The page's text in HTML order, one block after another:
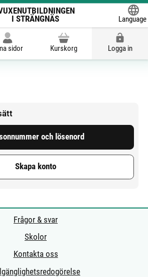
I STRÄNGNÄS
Language
sidor Kurskorg Logga in
och lösenord
Skapa konto
Frågor & svar
Skolor
Kontakta oss